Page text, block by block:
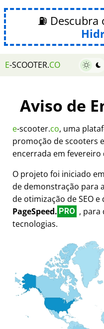
⛽ Descubra
E-SCOOTER.CO
Aviso de
e-scooter.co, uma
promoção de scooters
encerrada em fevereiro
O projeto foi iniciado
de demonstração para
de otimização de SEO
PageSpeed. PRO , para
tecnologias.